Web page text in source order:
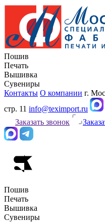
Пошив
Печать
Вышивка
Сувениры
Контакты О компании г.
стр. 11 info@teximport.ru
Заказать звонок
Пошив
Печать
Вышивка
Сувениры